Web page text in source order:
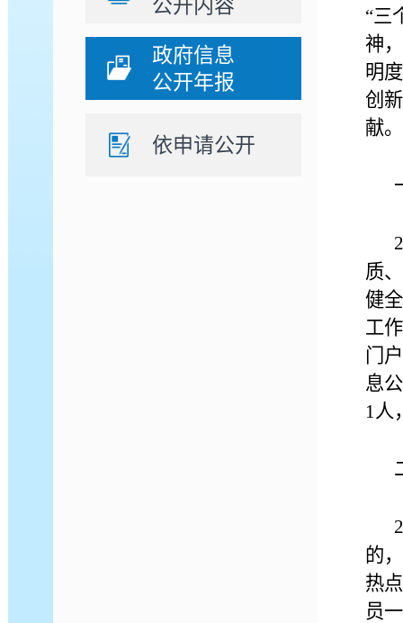
公开内容
政府信息
公开年报
依申请公开
“三
神
明
创
献。
质
健
工
门
息
1人
的
热
员